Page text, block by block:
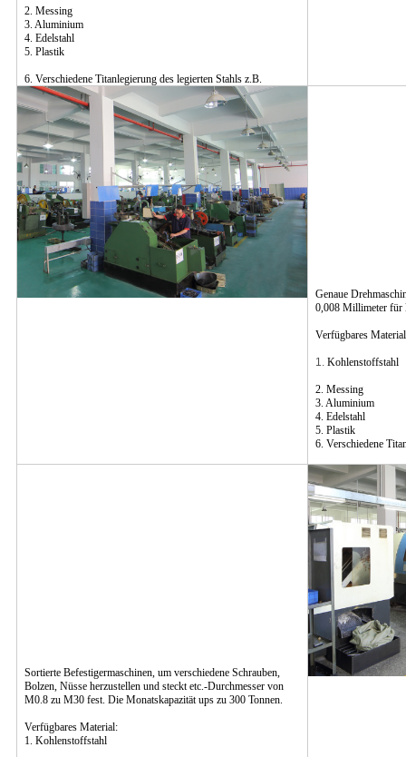
2. Messing
3. Aluminium
4. Edelstahl
5. Plastik
6. Verschiedene Titanlegierung des legierten Stahls z.B.
Genaue
0,008 Millimeter für
Verfügbares
1. Kohlenstoffstahl
2. Messing
3. Aluminium
4. Edelstahl
5. Plastik
6. Verschiedene
Sortierte Befestigermaschinen, um verschiedene Schrauben,
Bolzen, Nüsse herzustellen und steckt etc.-Durchmesser von
M0.8 zu M30 fest. Die Monatskapazität ups zu 300 Tonnen.
Verfügbares Material:
1. Kohlenstoffstahl